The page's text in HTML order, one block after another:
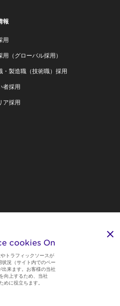
報
用
用（グローバル採用）
・製造職（技術職）採用
者採用
ア採用
Japan | JP
cookies On
トラフィックソースが
況（サイト内でのペー
出来ます。お客様の当社
向上するため、当社
に役立ちます。